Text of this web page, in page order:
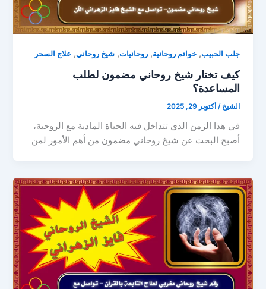
جلب الحبيب,خواتم روحانية,روحانيات,شيخ روحاني, علاج السحر
كيف تختار شيخ روحاني مضمون لطلب
المساعدة؟
الشيخ/ أكتوبر 29, 2025
في هذا الزمن الذي تتداخل فيه الحياة المادية مع الروحية،
أصبح البحث عن شيخ روحاني مضمون من أهم الأمور لمن